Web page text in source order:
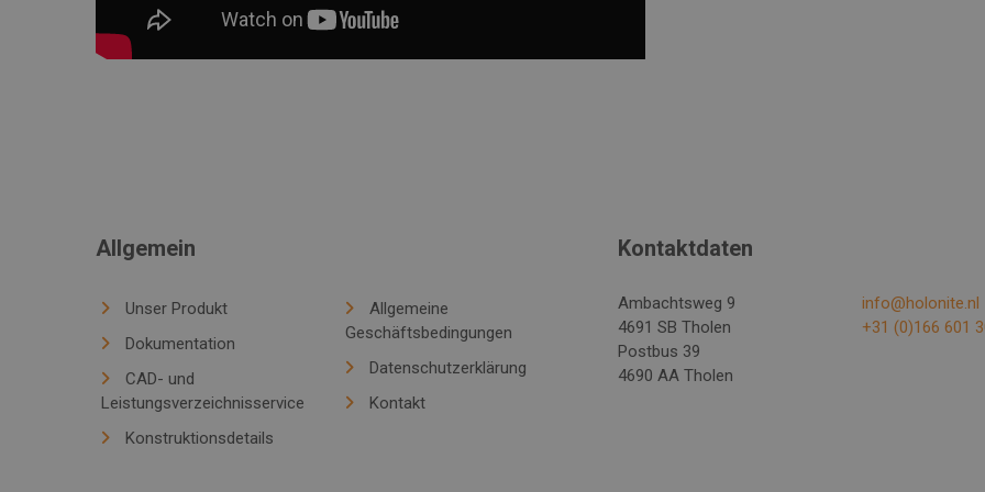
Allgemein
Unser Produkt
Dokumentation
CAD- und
Leistungsverzeichnisservice
Konstruktionsdetails
Allgemeine
Geschäftsbedingungen
Datenschutzerklärung
Kontakt
Kontaktdaten
Ambachtsweg 9
4691 SB Tholen
Postbus 39
4690 AA Tholen
info@holonite.nl
+31 (0)166 601